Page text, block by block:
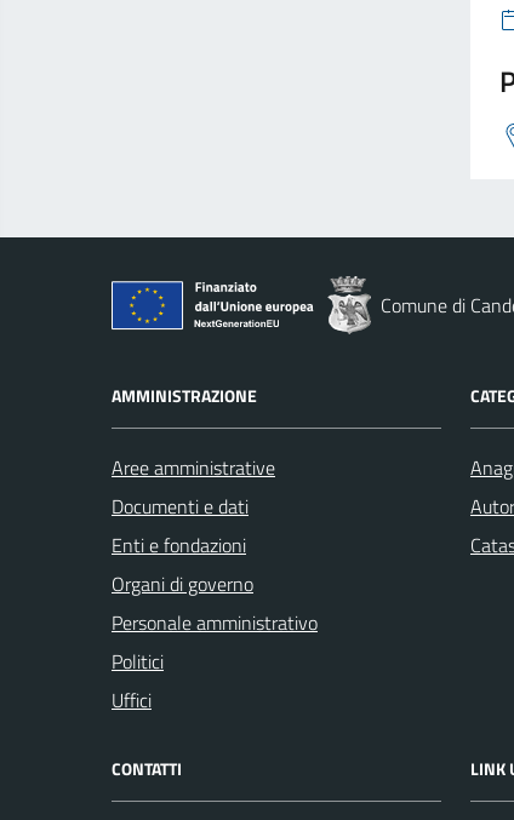
Comune di
AMMINISTRAZIONE
Aree amministrative
Documenti e dati
Enti e fondazioni
Organi di governo
Personale amministrativo
Politici
Uffici
CONTATTI LINK